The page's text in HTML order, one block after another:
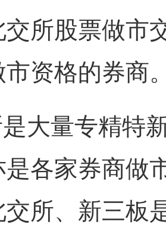
交所股票做
资格的券商
大量专精特
各家券商做
所、新三板